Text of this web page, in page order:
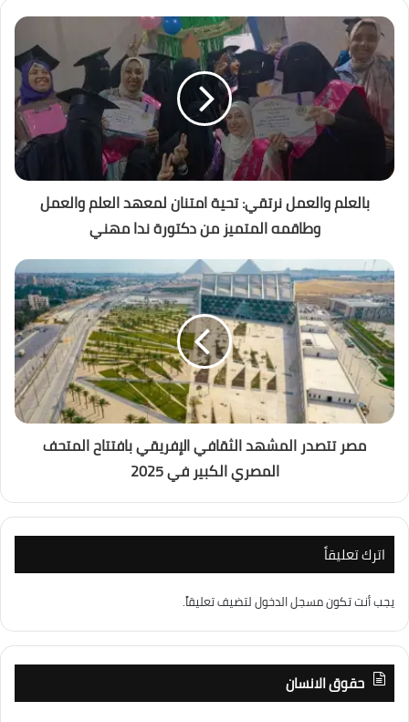
بالعلم والعمل نرتقي: تحية امتنان لمعهد العلم والعمل
وطاقمه المتميز من دكتورة ندا مهني
مصر تتصدر المشهد الثقافي الإفريقي بافتتاح المتحف
المصري الكبير في 2025
اترك تعليقاً
يجب أنت تكونمسجل الدخوللتضيف تعليقاً.
حقوق الانسان